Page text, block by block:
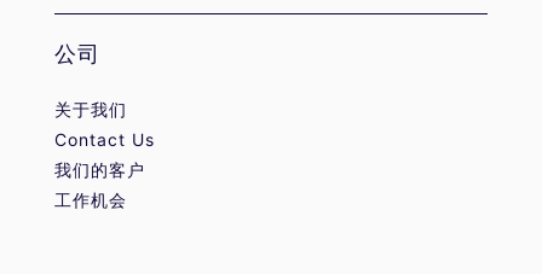
公司
关于我们
Contact Us
我们的客户
工作机会